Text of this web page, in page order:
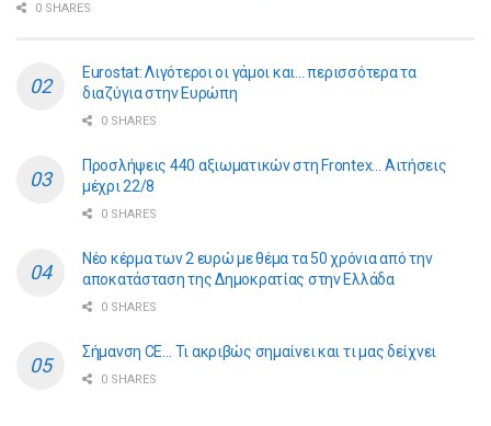
0 SHARES
Eurostat: Λιγότεροι οι γάμοι και… περισσότερα τα
διαζύγια στην Ευρώπη
0 SHARES
Προσλήψεις 440 αξιωματικών στη Frontex… Αιτήσεις
μέχρι 22/8
0 SHARES
Νέο κέρμα των 2 ευρώ με θέμα τα 50 χρόνια από την
αποκατάσταση της Δημοκρατίας στην Ελλάδα
0 SHARES
Σήμανση CE… Τι ακριβώς σημαίνει και τι μας δείχνει
0 SHARES